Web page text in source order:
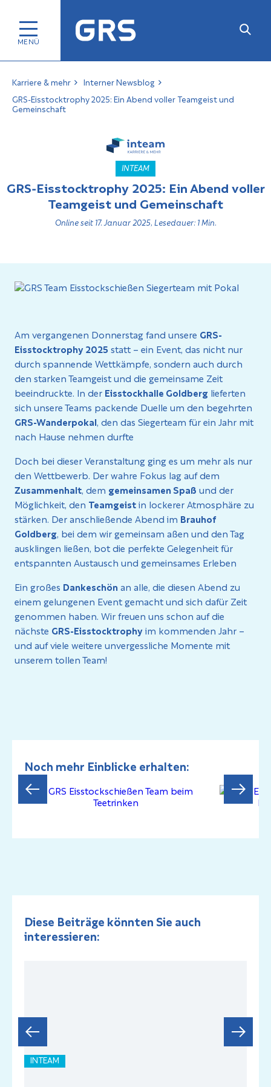
Karriere & mehr
Interner Newsblog
GRS-Eisstocktrophy 2025: Ein Abend voller Teamgeist und
Gemeinschaft
INTEAM
GRS-Eisstocktrophy 2025: Ein Abend voller
Teamgeist und Gemeinschaft
Online seit 17. Januar 2025, Lesedauer: 1 Min.
Am vergangenen Donnerstag fand unsere GRS-
Eisstocktrophy 2025 statt – ein Event, das nicht nur
durch spannende Wettkämpfe, sondern auch durch
den starken Teamgeist und die gemeinsame Zeit
beeindruckte. In der Eisstockhalle Goldberg lieferten
sich unsere Teams packende Duelle um den begehrten
GRS-Wanderpokal, den das Siegerteam für ein Jahr mit
nach Hause nehmen durfte
Doch bei dieser Veranstaltung ging es um mehr als nur
den Wettbewerb. Der wahre Fokus lag auf dem
Zusammenhalt, dem gemeinsamen Spaß und der
Möglichkeit, den Teamgeistin lockerer Atmosphäre zu
stärken. Der anschließende Abend im Brauhof
Goldberg, bei dem wir gemeinsam aßen und den Tag
ausklingen ließen, bot die perfekte Gelegenheit für
entspannten Austausch und gemeinsames Erleben
Ein großes Dankeschönan alle, die diesen Abend zu
einem gelungenen Event gemacht und sich dafür Zeit
genommen haben. Wir freuen uns schon auf die
nächste GRS-Eisstocktrophyim kommenden Jahr –
und auf viele weitere unvergessliche Momente mit
unserem tollen Team!
Noch mehr Einblicke erhalten:
Diese Beiträge könnten Sie auch
interessieren:
INTEAM